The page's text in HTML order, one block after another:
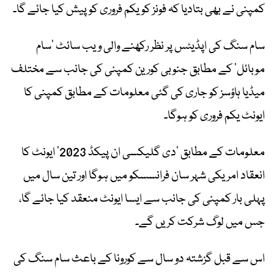
کمپنی نے بھی بتادیا کہ فونز کو یکم فروری کو پیش کیا جائے گا۔
سام سنگ کی اپڈیٹس پر نظر رکھنے والی ویب سائٹ ’سام
موبائل‘ کے مطابق جنوبی کورین کمپنی کی جانب سے مختلف
میڈیا ہاؤسز کو جاری کی گئی معلومات کے مطابق کمپنی کا
ایونٹ یکم فروری کو ہوگا۔
معلومات کے مطابق ’دی گلیکسی ان پیکڈ 2023‘ ایونٹ کا
انعقاد امریکی شہر سان فرانسسکو میں ہوگا اور تین سال میں
پہلی بار کمپنی کی جانب سے ایسا ایونٹ منعقد کیا جائے گا،
جس میں لوگ شرکت کریں گے۔
اس سے قبل گزشتہ دو سال سے کورونا کے باعث سام سنگ کی